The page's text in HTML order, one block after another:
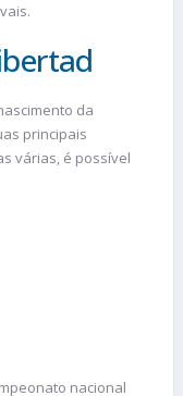
da
principais
várias, é possível
nacional